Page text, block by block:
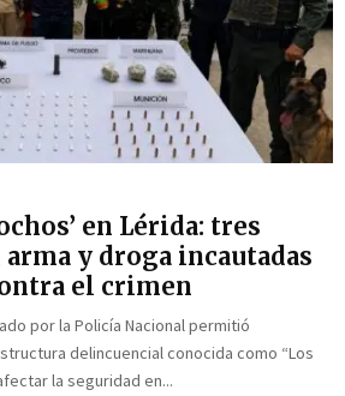
en Lérida: tres
y droga incautadas
el crimen
por la Policía Nacional permitió
delincuencial conocida como “Los
la seguridad en...